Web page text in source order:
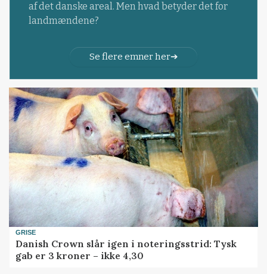
af det danske areal. Men hvad betyder det for
landmændene?
Se flere emner her
GRISE
Danish Crown slår igen i noteringsstrid: Tysk
gab er 3 kroner – ikke 4,30